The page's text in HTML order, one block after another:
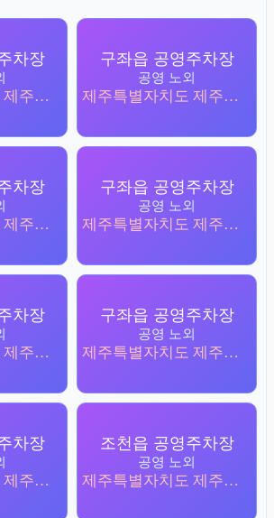
차장
제주특별자치도 제주시 구좌읍 하도리 3204-1
구좌읍 공영주차장
공영 노외
제주특별자치도 제주시 구좌읍 한동리 4849-7
차장
제주특별자치도 제주시 구좌읍 한동리 1184
구좌읍 공영주차장
공영 노외
제주특별자치도 제주시 구좌읍 김녕리 3891
차장
제주특별자치도 제주시 구좌읍 김녕리 1686-1
구좌읍 공영주차장
공영 노외
제주특별자치도 제주시 구좌읍 세화리 3641-1
차장
제주특별자치도 제주시 구좌읍 김녕리 3872
조천읍 공영주차장
공영 노외
제주특별자치도 제주시 조천읍 함덕리 1086-1